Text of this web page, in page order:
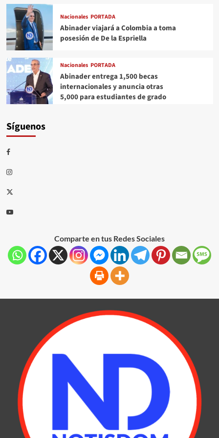
Nacionales PORTADA
Abinader viajará a Colombia a toma
posesión de De la Espriella
Nacionales PORTADA
Abinader entrega 1,500 becas
internacionales y anuncia otras
5,000 para estudiantes de grado
Síguenos
Comparte en tus Redes Sociales